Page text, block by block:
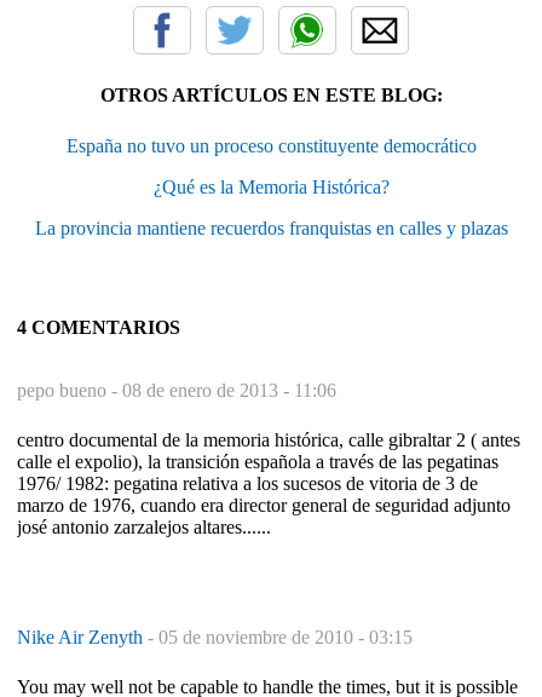
OTROS ARTÍCULOS EN ESTE BLOG:
España no tuvo un proceso constituyente democrático
¿Qué es la Memoria Histórica?
La provincia mantiene recuerdos franquistas en calles y plazas
4 COMENTARIOS
pepo bueno - 08 de enero de 2013 - 11:06
centro documental de la memoria histórica, calle gibraltar 2 ( antes
calle el expolio), la transición española a través de las pegatinas
1976/ 1982: pegatina relativa a los sucesos de vitoria de 3 de
marzo de 1976, cuando era director general de seguridad adjunto
josé antonio zarzalejos altares......
Nike Air Zenyth - 05 de noviembre de 2010 - 03:15
You may well not be capable to handle the times, but it is possible